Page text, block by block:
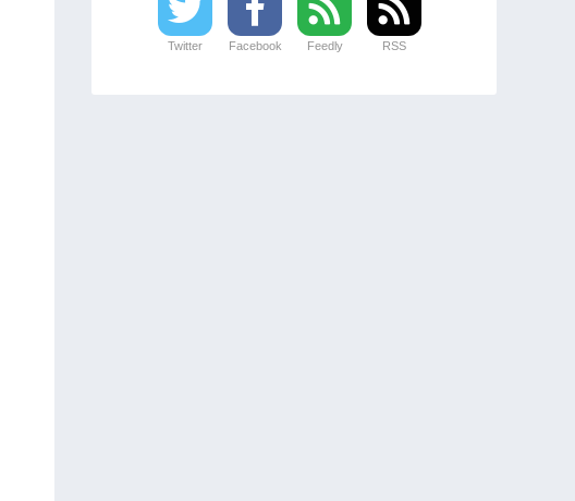
Twitter Facebook Feedly RSS